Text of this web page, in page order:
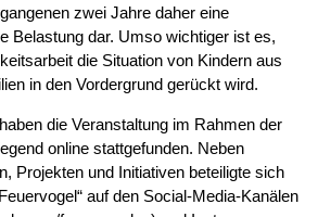
zwei Jahre daher eine
Belastung dar. Umso wichtiger ist es,
die Situation von Kindern aus
in den Vordergrund gerückt wird.
die Veranstaltung im Rahmen der
online stattgefunden. Neben
Projekten und Initiativen beteiligte sich
auf den Social-Media-Kanälen